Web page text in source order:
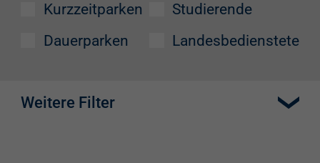
Kurzzeitparken
Dauerparken
Studierende
Landesbedienstete
Weitere Filter